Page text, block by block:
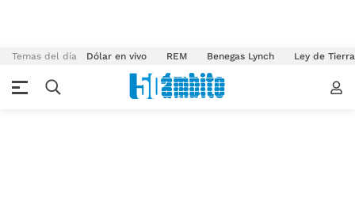
Temas del día Dólar en vivo REM Benegas Lynch Ley de